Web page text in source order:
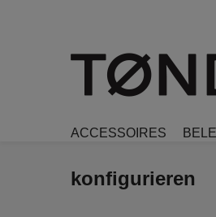
ACCESSOIRES
konfigurieren